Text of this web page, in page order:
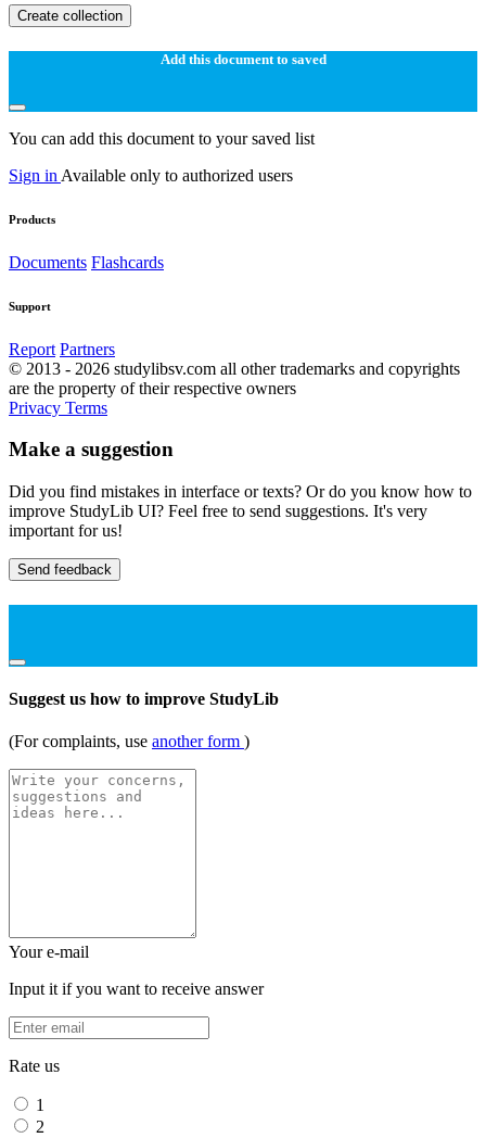
Create collection
Add this document to saved
You can add this document to your saved list
Sign in Available only to authorized users
Products
Documents Flashcards
Support
Report Partners
© 2013 - 2026 studylibsv.com all other trademarks and copyrights
are the property of their respective owners
Privacy Terms
Make a suggestion
Did you find mistakes in interface or texts? Or do you know how to
improve StudyLib UI? Feel free to send suggestions. It's very
important for us!
Send feedback
Suggest us how to improve StudyLib
(For complaints, use another form )
Your e-mail
Input it if you want to receive answer
Rate us
1
2